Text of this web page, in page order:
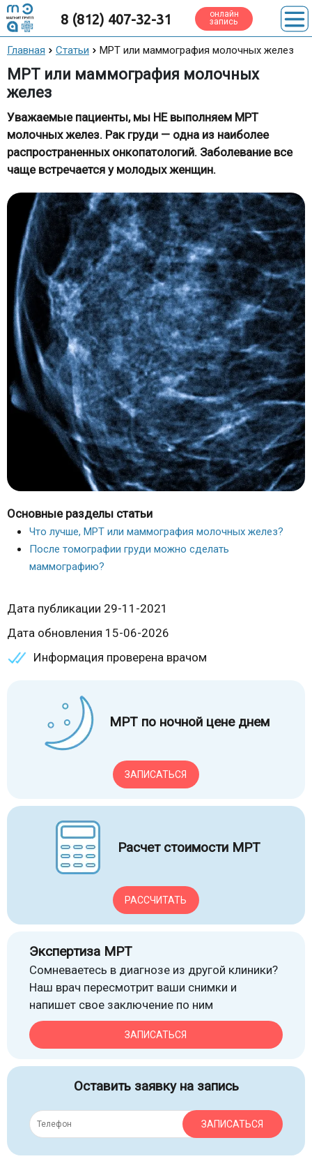
8 (812) 407-32-31 онлайн
запись
Главная Статьи МРТ или маммография молочных желез
МРТ или маммография молочных
желез
Уважаемые пациенты, мы НЕ выполняем МРТ
молочных желез. Рак груди — одна из наиболее
распространенных онкопатологий. Заболевание все
чаще встречается у молодых женщин.
Основные разделы статьи
Что лучше, МРТ или маммография молочных желез?
После томографии груди можно сделать
маммографию?
Дата публикации 29-11-2021
Дата обновления 15-06-2026
Информация проверена врачом
МРТ по ночной цене днем
ЗАПИСАТЬСЯ
Расчет стоимости МРТ
РАССЧИТАТЬ
Экспертиза МРТ
Сомневаетесь в диагнозе из другой клиники?
Наш врач пересмотрит ваши снимки и
напишет свое заключение по ним
ЗАПИСАТЬСЯ
Оставить заявку на запись
ЗАПИСАТЬСЯ